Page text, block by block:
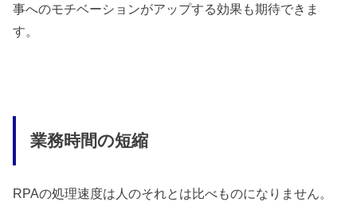
事へのモチベーションがアップする効果も期待できま
す。
業務時間の短縮
RPAの処理速度は人のそれとは比べものになりません。